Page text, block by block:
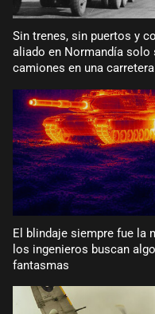
Sin trenes, sin puertos y
aliado en Normandía solo
camiones en una
El blindaje siempre fue la
los ingenieros buscan
fantasmas